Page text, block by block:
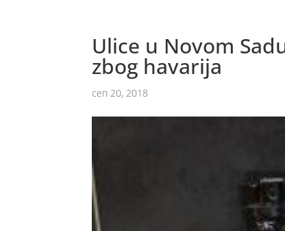
Ulice u Novom
zbog havarija
сеп 20, 2018